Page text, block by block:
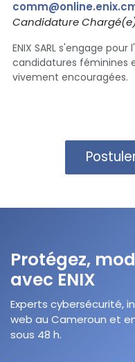
Candidature
ENIX SARL s'engage
candidatures féminines
vivement encouragées.
Protégez,
avec ENIX
Experts cybersécurité,
web au Cameroun et
sous 48 h.